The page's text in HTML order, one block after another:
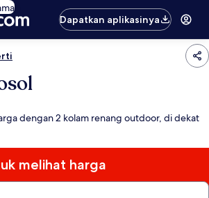
Dapatkan aplikasinya
dengan 2 kolam renang outdoor, di dekat
melihat harga